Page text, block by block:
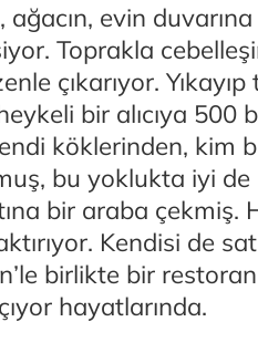
ağacın, evin
Toprakla
çıkarıyor.
bir alıcıya 500
köklerinden, kim
bu yoklukta iyi
bir araba çekmiş.
Kendisi de
birlikte bir
hayatlarında.